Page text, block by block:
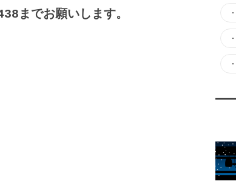
までお願いします。
・
・
・